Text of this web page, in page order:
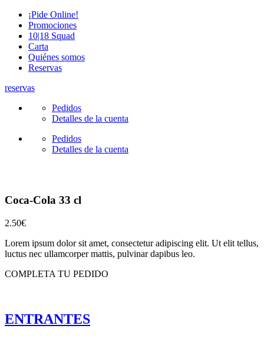
¡Pide Online!
Promociones
10|18 Squad
Carta
Quiénes somos
Reservas
reservas
Pedidos
Detalles de la cuenta
Pedidos
Detalles de la cuenta
Coca-Cola 33 cl
2.50€
Lorem ipsum dolor sit amet, consectetur adipiscing elit. Ut elit tellus,
luctus nec ullamcorper mattis, pulvinar dapibus leo.
COMPLETA TU PEDIDO
ENTRANTES